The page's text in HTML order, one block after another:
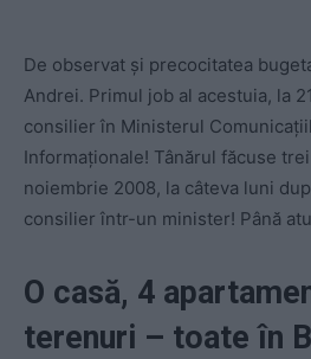
De observat și precocitatea
Andrei. Primul job al acestuia, la
consilier în Ministerul
Informaționale! Tânărul făcuse
noiembrie 2008, la câteva luni
consilier într-un minister! Până
O casă, 4
terenuri – toate în